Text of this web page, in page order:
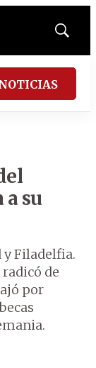
Mostrar
su
Filadelfia.
de
por